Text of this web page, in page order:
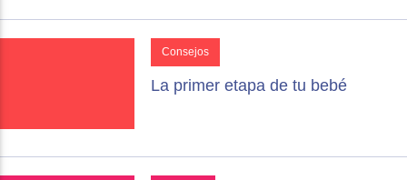
Consejos
La primer etapa de tu bebé